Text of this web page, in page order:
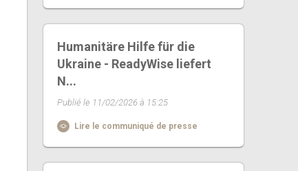
Humanitäre Hilfe für die
Ukraine - ReadyWise liefert
N...
Publié le 11/02/2026 à 15:25
Lire le communiqué de presse